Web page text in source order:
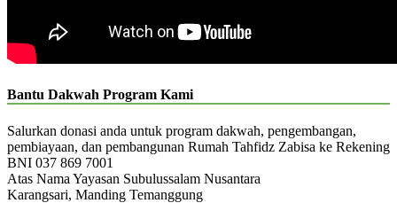
Bantu Dakwah Program Kami
Salurkan donasi anda untuk program dakwah, pengembangan,
pembiayaan, dan pembangunan Rumah Tahfidz Zabisa ke Rekening
BNI 037 869 7001
Atas Nama Yayasan Subulussalam Nusantara
Karangsari, Manding Temanggung